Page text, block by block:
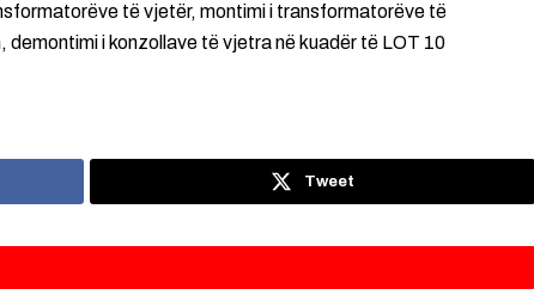
të vjetër, montimi i transformatorëve të
i konzollave të vjetra në kuadër të LOT 10
Tweet